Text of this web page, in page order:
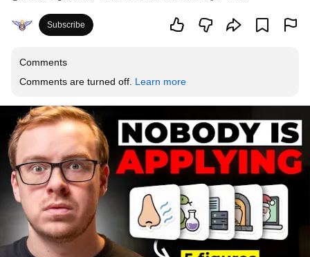
Subscribe
Comments
Comments are turned off. Learn more